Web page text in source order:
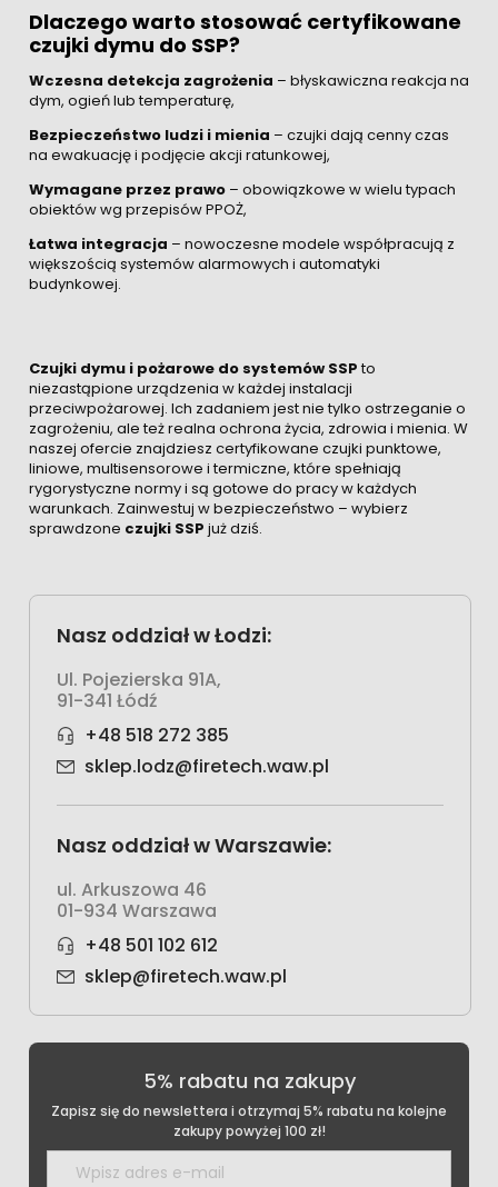
Dlaczego warto stosować certyfikowane
czujki dymu do SSP?
Wczesna detekcja zagrożenia – błyskawiczna reakcja na
dym, ogień lub temperaturę,
Bezpieczeństwo ludzi i mienia – czujki dają cenny czas
na ewakuację i podjęcie akcji ratunkowej,
Wymagane przez prawo – obowiązkowe w wielu typach
obiektów wg przepisów PPOŻ,
Łatwa integracja – nowoczesne modele współpracują z
większością systemów alarmowych i automatyki
budynkowej.
Czujki dymu i pożarowe do systemów SSPto
niezastąpione urządzenia w każdej instalacji
przeciwpożarowej. Ich zadaniem jest nie tylko ostrzeganie o
zagrożeniu, ale też realna ochrona życia, zdrowia i mienia. W
naszej ofercie znajdziesz certyfikowane czujki punktowe,
liniowe, multisensorowe i termiczne, które spełniają
rygorystyczne normy i są gotowe do pracy w każdych
warunkach. Zainwestuj w bezpieczeństwo – wybierz
sprawdzone czujki SSP już dziś.
Nasz oddział w Łodzi:
Ul. Pojezierska 91A,
91-341 Łódź
+48 518 272 385
sklep.lodz@firetech.waw.pl
Nasz oddział w Warszawie:
ul. Arkuszowa 46
01-934 Warszawa
+48 501 102 612
sklep@firetech.waw.pl
5% rabatu na zakupy
Zapisz się do newslettera i otrzymaj 5% rabatu na kolejne
zakupy powyżej 100 zł!